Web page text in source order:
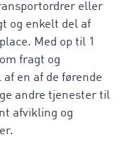
eller
og enkelt del af
Med op til 1
fragt og
en af de førende
andre tjenester til
afvikling og